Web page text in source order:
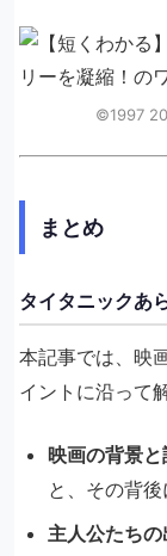
©1997
まとめ
タイタニックあ
本記事では、映
イントに沿って
映画の背景と
と、その背
主人公たちの